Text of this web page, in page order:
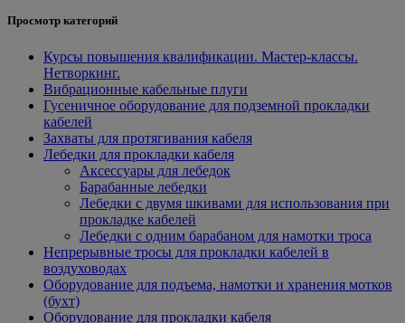
Просмотр категорий
Курсы повышения квалификации. Мастер-классы.
Нетворкинг.
Вибрационные кабельные плуги
Гусеничное оборудование для подземной прокладки
кабелей
Захваты для протягивания кабеля
Лебедки для прокладки кабеля
Аксессуары для лебедок
Барабанные лебедки
Лебедки с двумя шкивами для использования при
прокладке кабелей
Лебедки с одним барабаном для намотки троса
Непрерывные тросы для прокладки кабелей в
воздуховодах
Оборудование для подъема, намотки и хранения мотков
(бухт)
Оборудование для прокладки кабеля